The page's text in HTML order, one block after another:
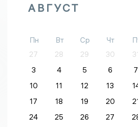
АВГУСТ
Пн Вт Ср Чт
27
28 29 30
3
4 5 6 7
10
11 12 13
17
18 19 20
24
25 26 27